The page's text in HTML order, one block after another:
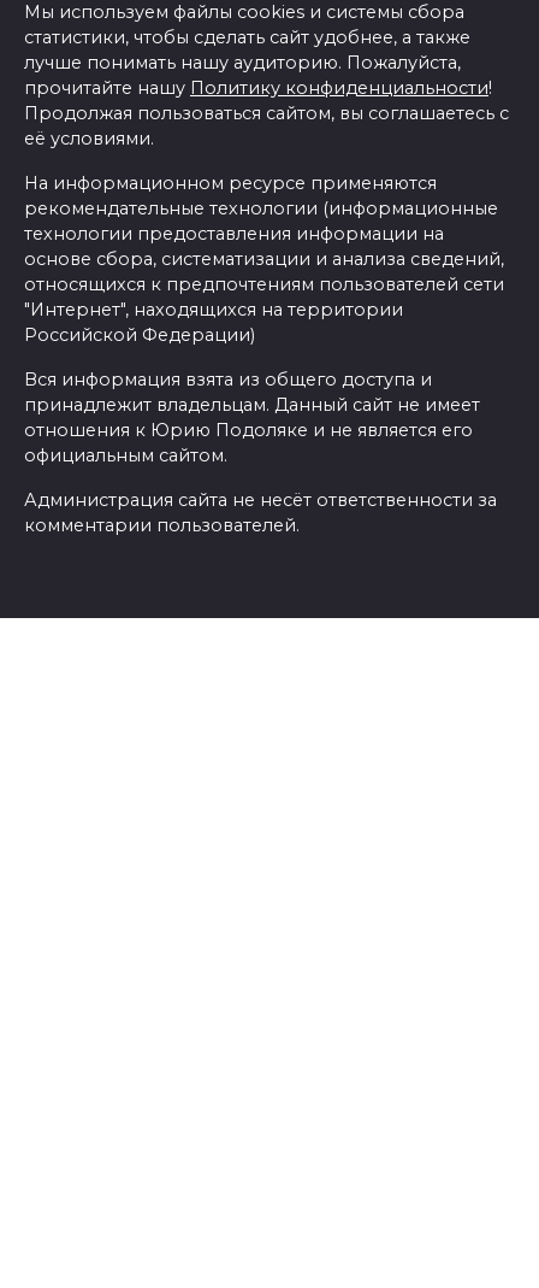
Мы используем файлы cookies и системы сбора
статистики, чтобы сделать сайт удобнее, а также
лучше понимать нашу аудиторию. Пожалуйста,
прочитайте нашу Политику конфиденциальности!
Продолжая пользоваться сайтом, вы соглашаетесь с
её условиями.
На информационном ресурсе применяются
рекомендательные технологии (информационные
технологии предоставления информации на
основе сбора, систематизации и анализа сведений,
относящихся к предпочтениям пользователей сети
"Интернет", находящихся на территории
Российской Федерации)
Вся информация взята из общего доступа и
принадлежит владельцам. Данный сайт не имеет
отношения к Юрию Подоляке и не является его
официальным сайтом.
Администрация сайта не несёт ответственности за
комментарии пользователей.